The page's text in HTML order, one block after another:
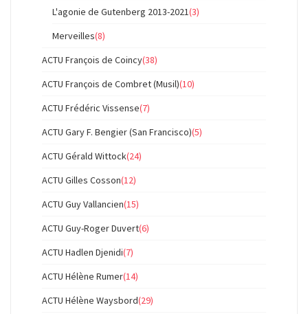
L'agonie de Gutenberg 2013-2021(3)
Merveilles(8)
ACTU François de Coincy(38)
ACTU François de Combret (Musil)(10)
ACTU Frédéric Vissense(7)
ACTU Gary F. Bengier (San Francisco)(5)
ACTU Gérald Wittock(24)
ACTU Gilles Cosson(12)
ACTU Guy Vallancien(15)
ACTU Guy-Roger Duvert(6)
ACTU Hadlen Djenidi(7)
ACTU Hélène Rumer(14)
ACTU Hélène Waysbord(29)